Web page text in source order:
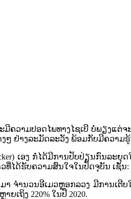
ຄວາມປອດໄພທາງໄຊເບີ ບໍ່ພຽງແຕ່
ງໆ ຢ່າງລະມັດລະວັງ ພ້ອມກັບມີຄວາມ
ເອງ ກໍ່ໄດ້​ມີ​ການ​ປັບປ່ຽນ​ກົນ​ລະ
ທີ່​ໄດ້ຮັບ​ຄວາມ​ສົນ​ໃຈ​ໃນ​ປັດຈຸບັນ​ ເຊັ່ນ​:
າ ຈຳ​ນ​ວນ​ອີ​ເມ​ວຫຼອກລວງ ​ມີການເຕີ
າຍເຖິງ​ 220% ໃນ​ປີ​ 2020.